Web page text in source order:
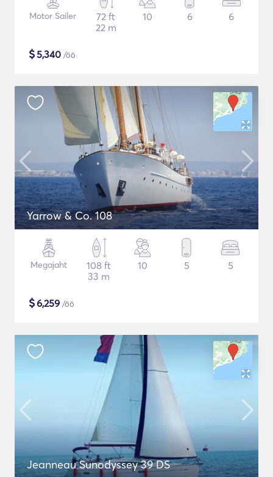
Motor Sailer
72 ft
22 m
10 6 6
$5,340 /öö
Yarrow & Co. 108
Megajaht
108 ft
33 m
10 5 5
$6,259 /öö
Jeanneau Sunodyssey 39 DS